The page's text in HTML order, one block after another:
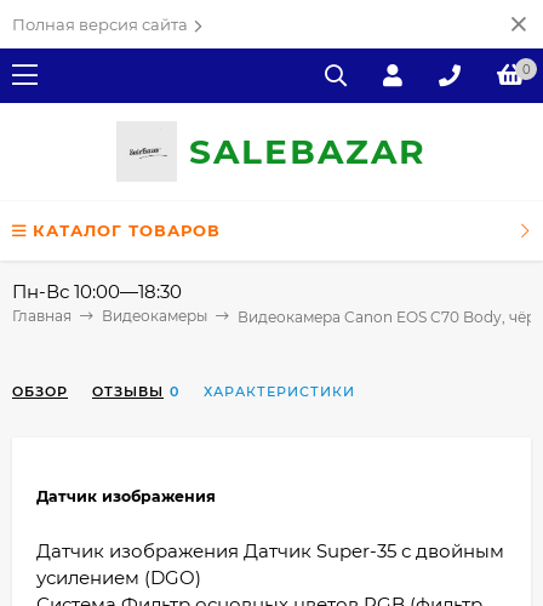
Полная версия сайта
0
SALEВAZAR
КАТАЛОГ ТОВАРОВ
Пн-Вс 10:00—18:30
Главная Видеокамеры Видеокамера Canon EOS C70 Body,
ОБЗОР ОТЗЫВЫ 0 ХАРАКТЕРИСТИКИ
Датчик изображения
Датчик изображения Датчик Super-35 с двойным
усилением (DGO)